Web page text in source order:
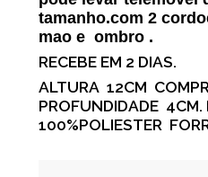
tamanho.com 2
mao e ombro .
RECEBE EM 2 DIAS.
ALTURA 12CM
PROFUNDIDADE 4CM.
100%POLIESTER